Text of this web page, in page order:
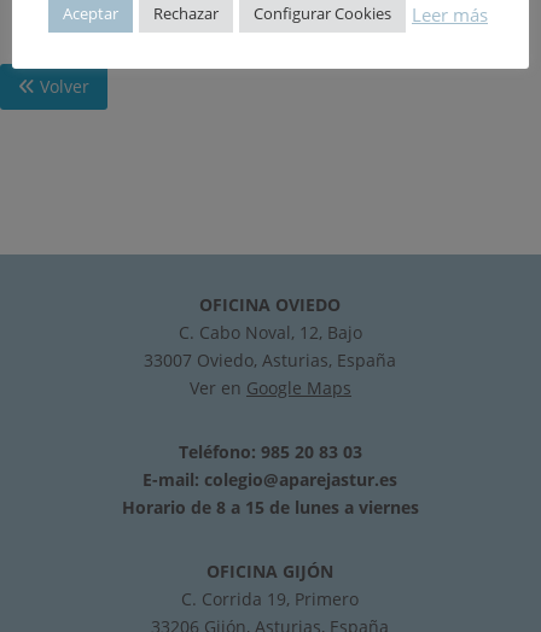
Volver
OFICINA OVIEDO
C. Cabo Noval, 12, Bajo
33007 Oviedo, Asturias, España
Ver en Google Maps
Teléfono: 985 20 83 03
E-mail: colegio@aparejastur.es
Horario de 8 a 15 de lunes a viernes
OFICINA GIJÓN
C. Corrida 19, Primero
33206 Gijón, Asturias, España
Aceptar Rechazar Configurar Cookies Leer más